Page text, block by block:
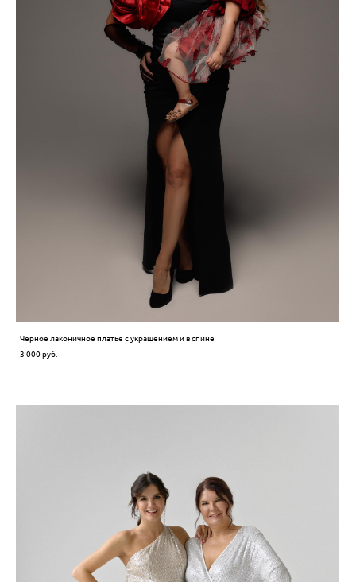
Чёрное лаконичное платье с украшением и в спине
3 000 pуб.